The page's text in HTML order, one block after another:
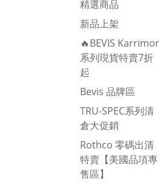
精選商品
新品上架
🔥BEVIS Karrimor
系列現貨特賣7折
起
Bevis 品牌區
TRU-SPEC系列清
倉大促銷
Rothco 零碼出清
特賣【美國品項專
售區】